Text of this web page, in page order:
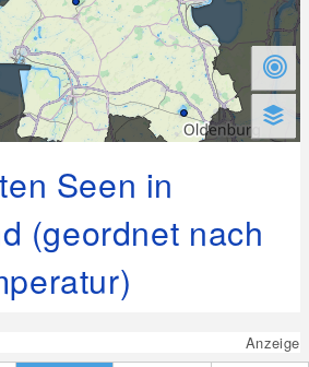
Seen in
(geordnet nach
Anzeige